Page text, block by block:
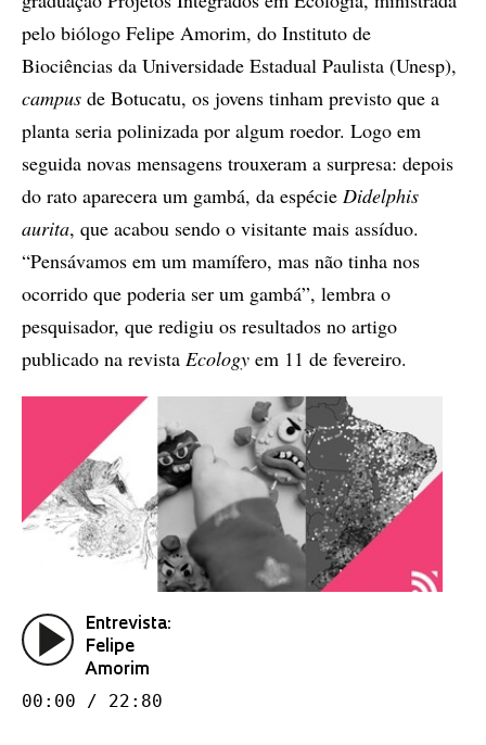
pelo biólogo Felipe Amorim, do Instituto de
Biociências da Universidade Estadual Paulista (Unesp),
campus de Botucatu, os jovens tinham previsto que a
planta seria polinizada por algum roedor. Logo em
seguida novas mensagens trouxeram a surpresa: depois
do rato aparecera um gambá, da espécie Didelphis
aurita, que acabou sendo o visitante mais assíduo.
“Pensávamos em um mamífero, mas não tinha nos
ocorrido que poderia ser um gambá”, lembra o
pesquisador, que redigiu os resultados no artigo
publicado na revista Ecology em 11 de fevereiro.
Entrevista:
Felipe
Amorim
00:00 / 22:80